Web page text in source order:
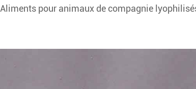
Aliments pour animaux de compagnie